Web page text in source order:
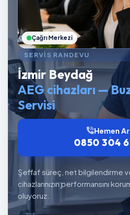
SERVIS RANDEVU
İzmir Beydağ
AEG cihazları —
Servisi
Şeffaf süreç, net bilgilendirme ve
cihazlarınızın performansını
oluyoruz.
Hemen
0850 304
Çağrı Merkezi